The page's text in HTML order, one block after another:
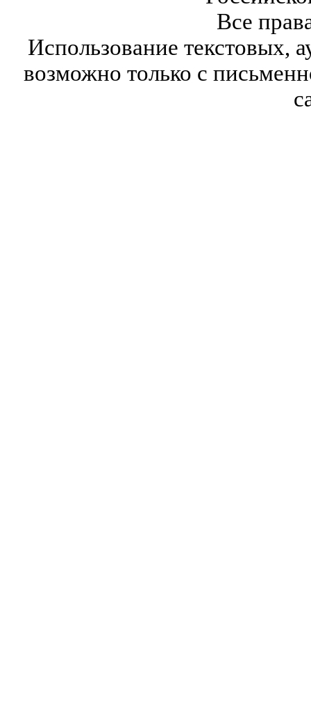
Все
Использование текстовых,
возможно только с